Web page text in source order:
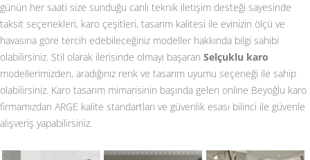
günün her saati size sunduğu canlı teknik iletişim desteği sayesinde
taksit seçenekleri, karo çeşitleri, tasarım kalitesi ile evinizin ölçü ve
havasına göre tercih edebileceğiniz modeller hakkında bilgi sahibi
olabilirsiniz. Stil olarak ilerisinde olmayı başaran Selçuklu karo
modellerimizden, aradığınız renk ve tasarım uyumu seçeneği ile sahip
olabilirsiniz. Karo tasarım mimarisinin başında gelen online Beyoğlu karo
firmamızdan ARGE kalite standartları ve güvenlik esası bilinci ile güvenle
alışveriş yapabilirsiniz.